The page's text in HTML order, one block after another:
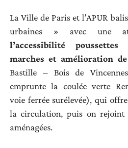
La Ville de Paris et l’APUR
urbaines » avec une
l’accessibilité
marches et amélioration de
Bastille – Bois de
emprunte la coulée verte
voie ferrée surélevée), qui
la circulation, puis on rejoint
aménagées.